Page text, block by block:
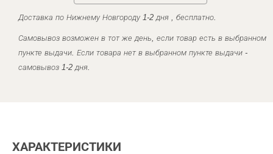
Доставка по Нижнему Новгороду 1-2 дня , бесплатно.
Самовывоз возможен в тот же день, если товар есть в выбранном
пункте выдачи. Если товара нет в выбранном пункте выдачи -
самовывоз 1-2 дня.
ХАРАКТЕРИСТИКИ